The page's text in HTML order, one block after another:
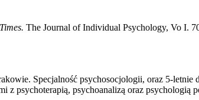
The Journal of Individual Psychology, Vo I.
Specjalność psychosocjologii, oraz 5-letnie
z psychoterapią, psychoanalizą oraz psychologią